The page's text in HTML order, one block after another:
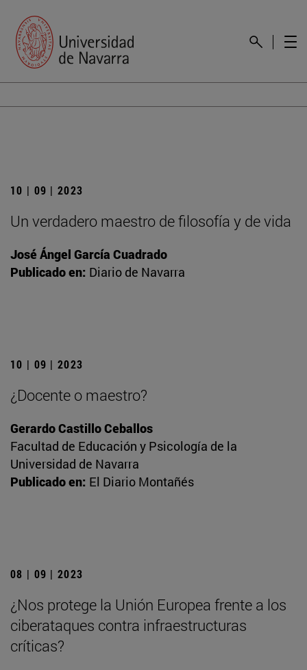
10 | 09 | 2023
Un verdadero maestro de filosofía y de vida
José Ángel García Cuadrado
Publicado en: Diario de Navarra
10 | 09 | 2023
¿Docente o maestro?
Gerardo Castillo Ceballos
Facultad de Educación y Psicología de la
Universidad de Navarra
Publicado en: El Diario Montañés
08 | 09 | 2023
¿Nos protege la Unión Europea frente a los
ciberataques contra infraestructuras
críticas?